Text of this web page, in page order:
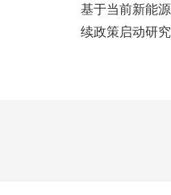
基于当前新能
续政策启动研